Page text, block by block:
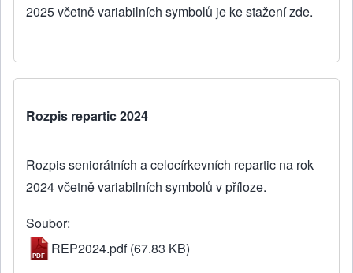
2025 včetně variabilních symbolů je ke stažení zde.
Rozpis repartic 2024
Rozpis seniorátních a celocírkevních repartic na rok
2024 včetně variabilních symbolů v příloze.
Soubor
REP2024.pdf (67.83 KB)